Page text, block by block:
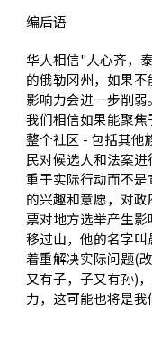
编后语
华人相信"人心齐，
的俄勒冈州，如果
影响力会进一步削
我们相信如果能聚
整个社区 - 包括其他
民对候选人和法案
重于实际行动而不
的兴趣和意愿，对
票对地方选举产生
移过山，他的名字
着重解决实际问题(
又有子，子又有孙)
力，这可能也将是我